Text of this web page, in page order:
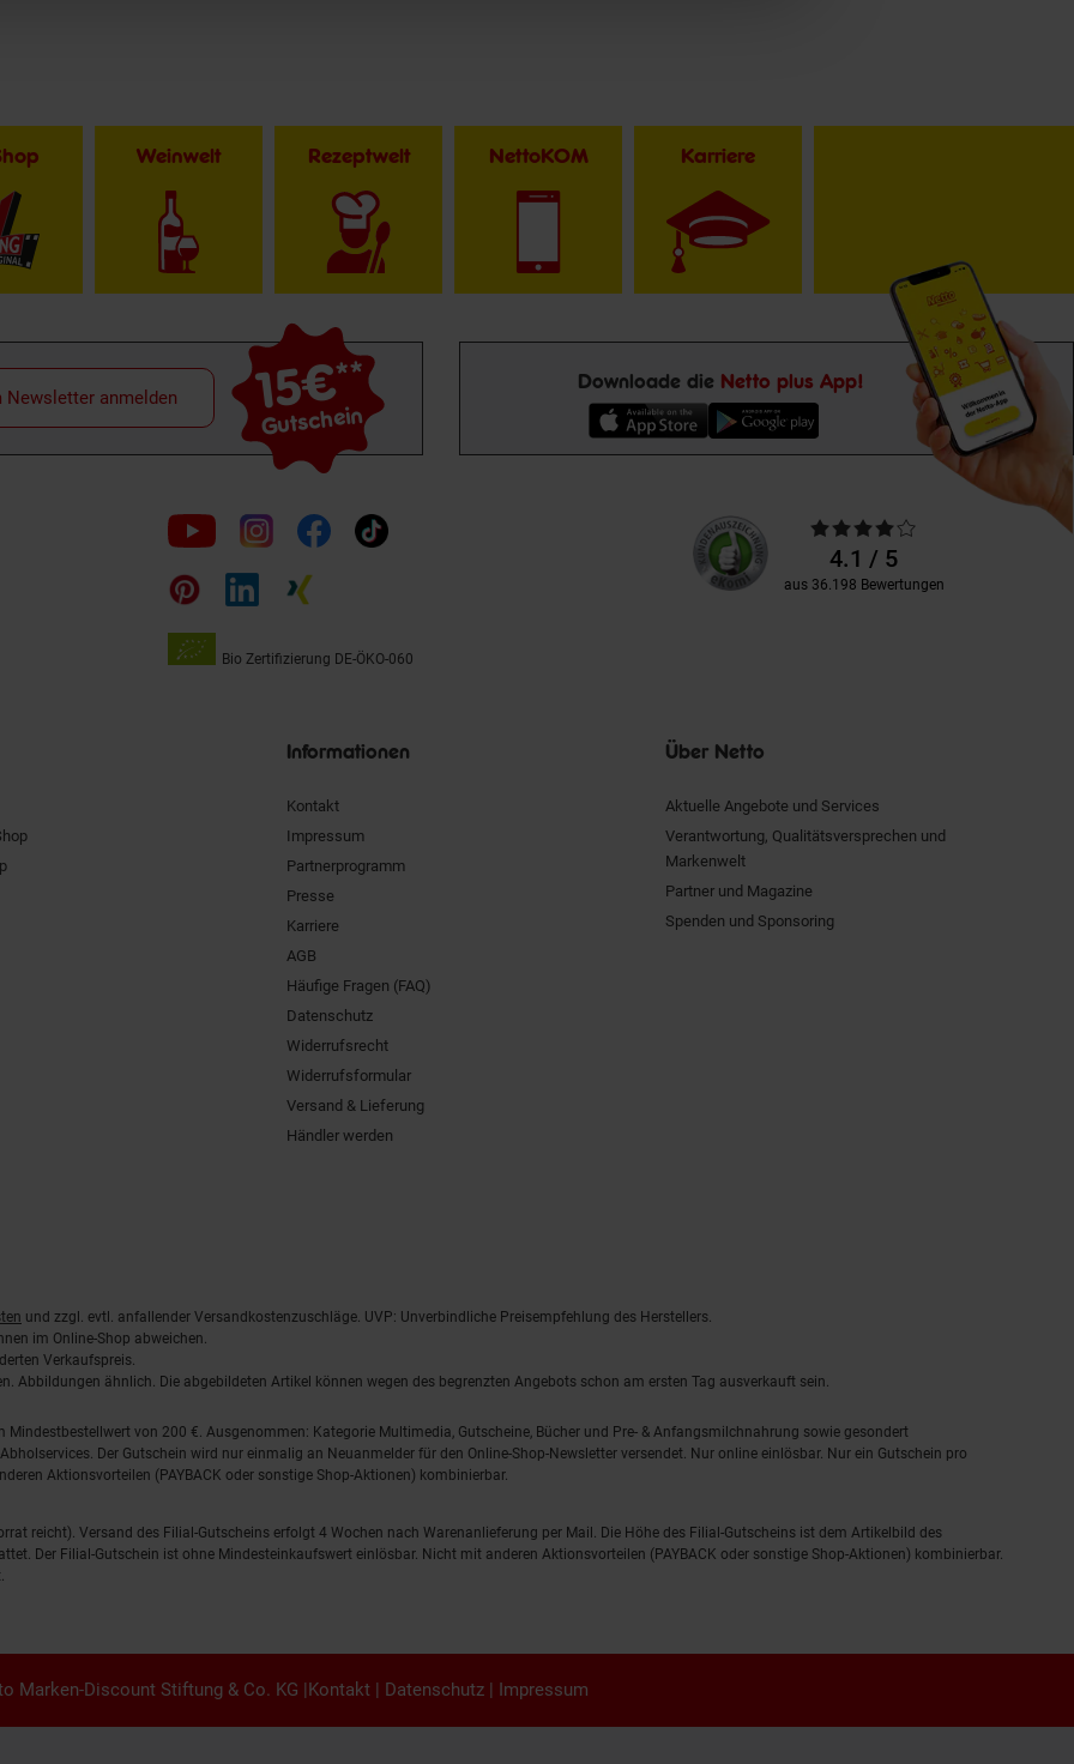
Weinwelt Rezeptwelt NettoKOM Karriere
15€**
Gutschein
Newsletter anmelden
Downloade die Netto plus App!
Folge
uns
auf
Bio Zertifizierung DE-ÖKO-060
Unsere
Kundenbewertungen
Durchschnittliche
Bewertungen4.1 / 5
aus 36.198 Bewertungen
Informationen
Kontakt
Impressum
Partnerprogramm
Presse
Karriere
AGB
Häufige Fragen (FAQ)
Datenschutz
Widerrufsrecht
Widerrufsformular
Versand & Lieferung
Händler werden
Über Netto
Aktuelle Angebote und Services
Verantwortung, Qualitätsversprechen und
Markenwelt
Partner und Magazine
Spenden und Sponsoring
und zzgl. evtl. anfallender Versandkostenzuschläge. UVP: Unverbindliche Preisempfehlung des Herstellers.
im Online-Shop abweichen.
Verkaufspreis.
Abbildungen ähnlich. Die abgebildeten Artikel können wegen des begrenzten Angebots schon am ersten Tag ausverkauft sein.
von 200 €. Ausgenommen: Kategorie Multimedia, Gutscheine, Bücher und Pre- & Anfangsmilchnahrung sowie gesondert
Der Gutschein wird nur einmalig an Neuanmelder für den Online-Shop-Newsletter versendet. Nur online einlösbar. Nur ein Gutschein pro
Aktionsvorteilen (PAYBACK oder sonstige Shop-Aktionen) kombinierbar.
reicht). Versand des Filial-Gutscheins erfolgt 4 Wochen nach Warenanlieferung per Mail. Die Höhe des Filial-Gutscheins ist dem Artikelbild des
Der Filial-Gutschein ist ohne Mindesteinkaufswert einlösbar. Nicht mit anderen Aktionsvorteilen (PAYBACK oder sonstige Shop-Aktionen) kombinierbar.
Marken-Discount Stiftung & Co. KG |Kontakt | Datenschutz| Impressum